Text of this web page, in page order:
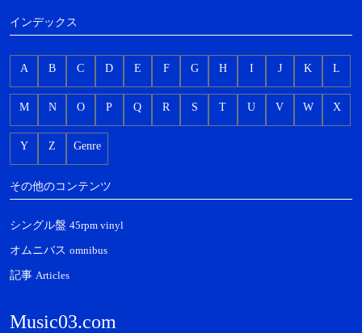
インデックス
A B C D E F G H I J K L
M N O P Q R S T U V W X
Y Z Genre
その他のコンテンツ
シングル盤 45rpm vinyl
オムニバス omnibus
記事 Articles
Music03.com